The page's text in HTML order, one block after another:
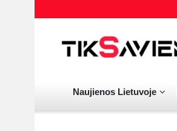
Naujienos Lietuvoje